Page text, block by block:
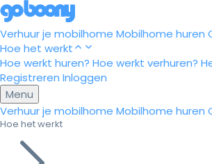
Verhuur je mobilhome Mobilhome huren
Hoe het werkt
Hoe werkt huren? Hoe werkt verhuren?
Registreren Inloggen
Menu
Verhuur je mobilhome Mobilhome huren
Hoe het werkt